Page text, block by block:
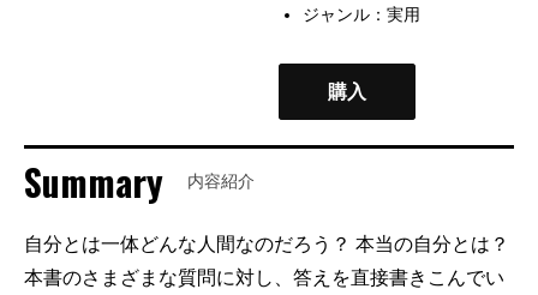
ジャンル：実用
購入
Summary 内容紹介
自分とは一体どんな人間なのだろう？ 本当の自分とは？
本書のさまざまな質問に対し、答えを直接書きこんでい